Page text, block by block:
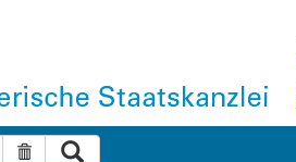
Suche zurücksetzen